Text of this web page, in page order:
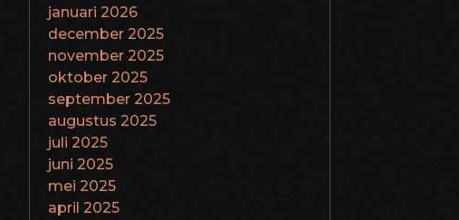
januari 2026
december 2025
november 2025
oktober 2025
september 2025
augustus 2025
juli 2025
juni 2025
mei 2025
april 2025